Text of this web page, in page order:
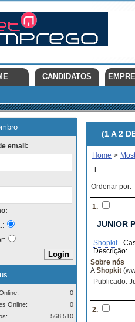
CANDIDATOS
email:
0
Online:
0
568 510
(1 A 2
Home >
|
Ordenar por:
1.
JUNIOR
Shopkit-
Descrição:
Sobre nós
AShopkit
Publicado:
2.